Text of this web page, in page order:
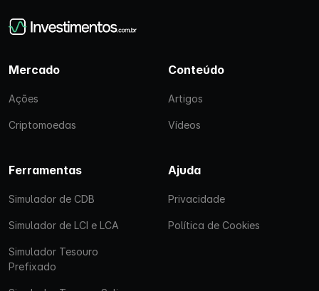
Mercado
Ações
Criptomoedas
Conteúdo
Artigos
Vídeos
Ferramentas
Simulador de CDB
Simulador de LCI e LCA
Simulador Tesouro
Prefixado
Ajuda
Privacidade
Política de Cookies